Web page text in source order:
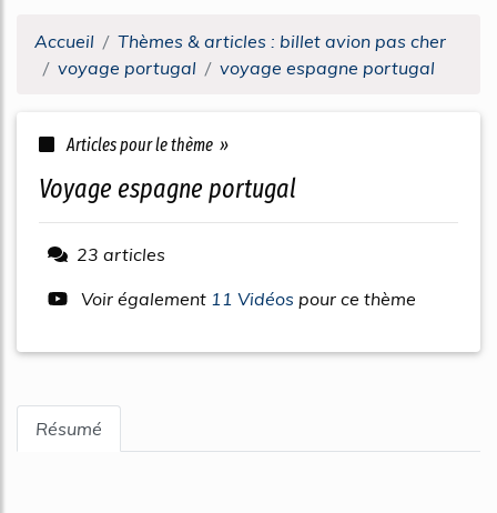
Accueil
Thèmes & articles : billet avion pas cher
voyage portugal
voyage espagne portugal
Articles pour le thème »
voyage espagne portugal
23 articles
Voir également 11 Vidéos pour ce thème
Résumé